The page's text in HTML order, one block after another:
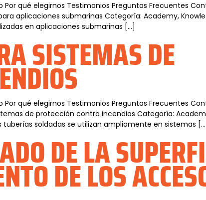
qué elegirnos Testimonios Preguntas Frecuentes
aplicaciones submarinas Categoría: Academy,
en aplicaciones submarinas […]
SISTEMAS DE
qué elegirnos Testimonios Preguntas Frecuentes
de protección contra incendios Categoría:
soldadas se utilizan ampliamente en sistemas
DE LA
DE LOS